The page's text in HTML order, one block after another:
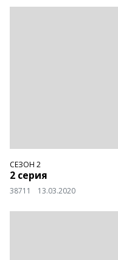
СЕЗОН 2
2 серия
38711 13.03.2020